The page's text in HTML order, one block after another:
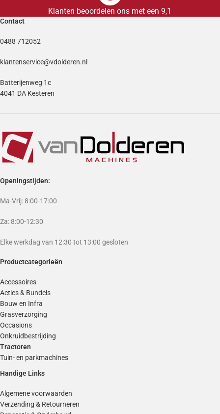
Klanten beoordelen ons met een 9,1
Contact
0488 712052
klantenservice@vdolderen.nl
Batterijenweg 1c
4041 DA Kesteren
Openingstijden:
Ma-Vrij: 8:00-17:00
Za: 8:00-12:30
Elke werkdag van 12:30 tot 13:00 gesloten
Productcategorieën
Accessoires
Acties & Bundels
Bouw en Infra
Grasverzorging
Occasions
Onkruidbestrijding
Tractoren
Tuin- en parkmachines
Handige Links
Algemene voorwaarden
Verzending & Retourneren